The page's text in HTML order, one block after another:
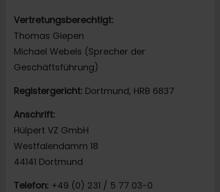
Vertretungsberechtigt:
Thomas Giepen
Michael Webels (Sprecher der
Geschäftsführung)
Registergericht: Dortmund, HRB 6837
Anschrift:
Hülpert VZ GmbH
Westfalendamm 18
44141 Dortmund
Telefon: +49 (0) 231 / 5 77 03-0